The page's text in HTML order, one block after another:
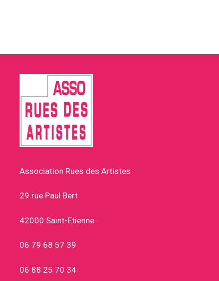
Association Rues des Artistes
29 rue Paul Bert
42000 Saint-Etienne
06 79 68 57 39
06 88 25 70 34